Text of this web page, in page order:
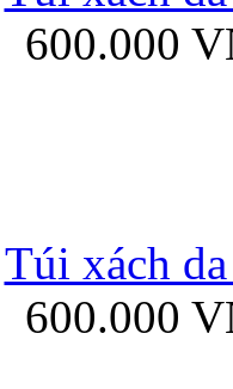
600.000
Túi xách
600.000